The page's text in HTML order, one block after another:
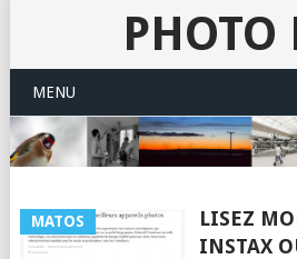
PHOTO
MENU
MATOS
LISEZ
INSTAX